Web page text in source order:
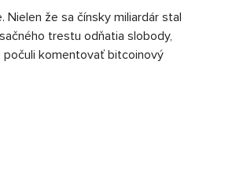
že sa čínsky miliardár stal
trestu odňatia slobody,
počuli komentovať bitcoinový